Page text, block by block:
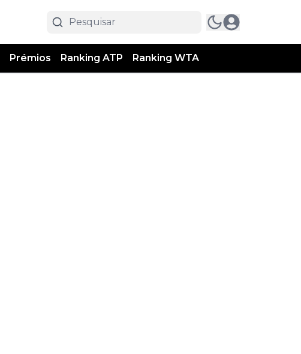
Prémios Ranking ATP Ranking WTA